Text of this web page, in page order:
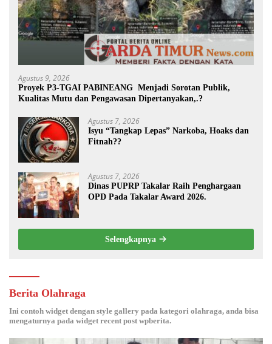
Agustus 9, 2026
Proyek P3-TGAI PABINEANG Menjadi Sorotan Publik,
Kualitas Mutu dan Pengawasan Dipertanyakan,.?
Agustus 7, 2026
Isyu “Tangkap Lepas” Narkoba, Hoaks dan
Fitnah??
Agustus 7, 2026
Dinas PUPRP Takalar Raih Penghargaan
OPD Pada Takalar Award 2026.
Selengkapnya
Berita Olahraga
Ini contoh widget dengan style gallery pada kategori olahraga, anda bisa
mengaturnya pada widget recent post wpberita.